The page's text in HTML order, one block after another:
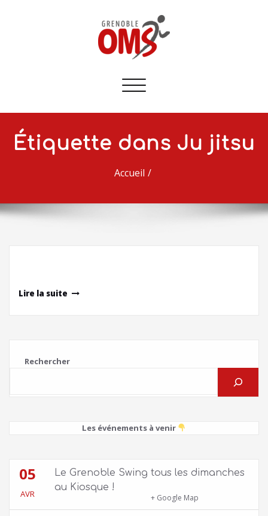
Afficher/masquer
navigation
Étiquette dans Ju jitsu
Accueil
Lire la suite
Rechercher
Les événements à venir
05
AVR
Le Grenoble Swing tous les dimanches
au Kiosque !
+ Google Map